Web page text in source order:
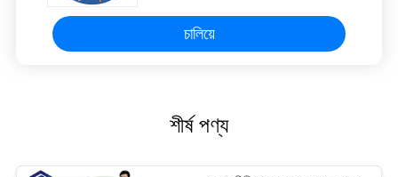
চালিয়ে
শীর্ষ পণ্য